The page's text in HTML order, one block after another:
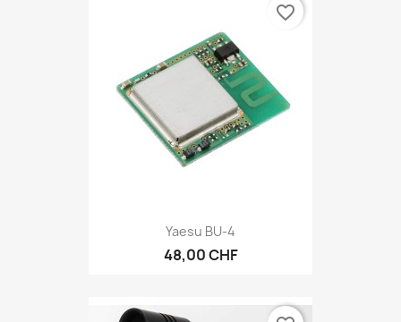
Yaesu BU-4
48,00 CHF
favorite_border